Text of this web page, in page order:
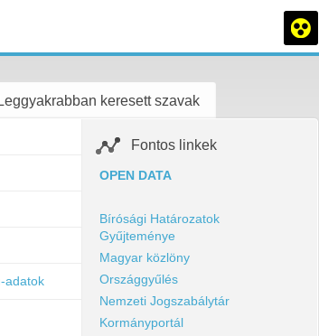
Leggyakrabban keresett szavak
adatok
Fontos linkek
OPEN DATA
Bírósági Határozatok
Gyűjteménye
Magyar közlöny
Országgyűlés
Nemzeti Jogszabálytár
Kormányportál